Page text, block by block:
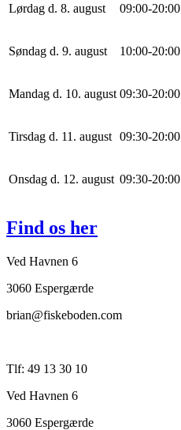
Lørdag d. 8. august 09:00-20:00
Søndag d. 9. august 10:00-20:00
Mandag d. 10. august 09:30-20:00
Tirsdag d. 11. august 09:30-20:00
Onsdag d. 12. august 09:30-20:00
Find os her
Ved Havnen 6
3060 Espergærde
brian@fiskeboden.com
Tlf: 49 13 30 10
Ved Havnen 6
3060 Espergærde